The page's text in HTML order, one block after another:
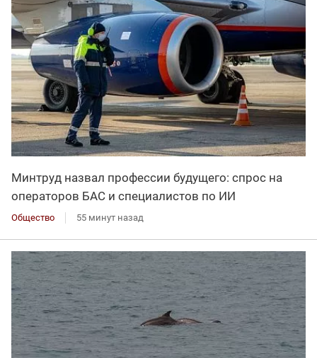
Минтруд назвал профессии будущего: спрос на
операторов БАС и специалистов по ИИ
Общество 55 минут назад